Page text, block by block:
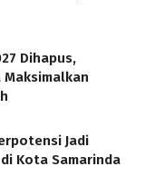
Dihapus,
Jadi
Kota Samarinda